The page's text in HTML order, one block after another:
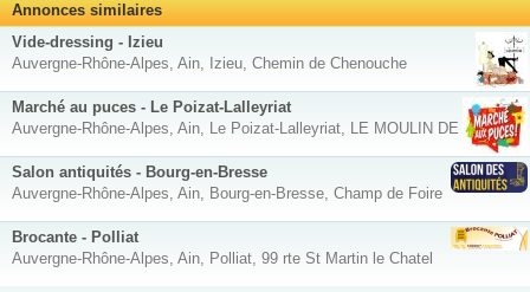
Annonces similaires
Vide-dressing - Izieu
Auvergne-Rhône-Alpes, Ain, Izieu, Chemin de Chenouche
Marché au puces - Le Poizat-Lalleyriat
Auvergne-Rhône-Alpes, Ain, Le Poizat-Lalleyriat, LE MOULIN DE CHARIX
Salon antiquités - Bourg-en-Bresse
Auvergne-Rhône-Alpes, Ain, Bourg-en-Bresse, Champ de Foire
Brocante - Polliat
Auvergne-Rhône-Alpes, Ain, Polliat, 99 rte St Martin le Chatel